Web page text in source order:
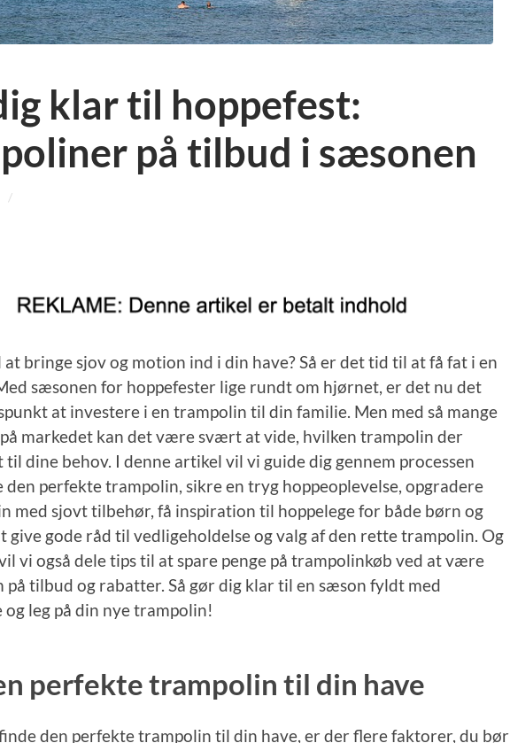
klar til hoppefest:
på tilbud i sæsonen
/
bringe sjov og motion ind i din have? Så er det tid til at få fat i en
sæsonen for hoppefester lige rundt om hjørnet, er det nu det
at investere i en trampolin til din familie. Men med så mange
markedet kan det være svært at vide, hvilken trampolin der
til dine behov. I denne artikel vil vi guide dig gennem processen
den perfekte trampolin, sikre en tryg hoppeoplevelse, opgradere
med sjovt tilbehør, få inspiration til hoppelege for både børn og
give gode råd til vedligeholdelse og valg af den rette trampolin. Og
vi også dele tips til at spare penge på trampolinkøb ved at være
tilbud og rabatter. Så gør dig klar til en sæson fyldt med
leg på din nye trampolin!
perfekte trampolin til din have
den perfekte trampolin til din have, er der flere faktorer, du bør